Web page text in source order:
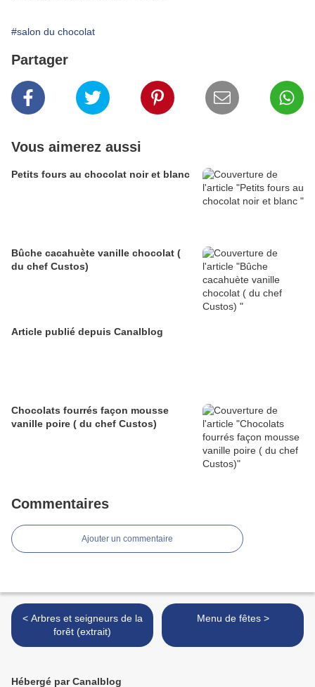
#salon du chocolat
Partager
Vous aimerez aussi
Petits fours au chocolat noir et blanc
Bûche cacahuète vanille chocolat (
du chef Custos)
Article publié depuis Canalblog
Chocolats fourrés façon mousse
vanille poire ( du chef Custos)
Commentaires
Ajouter un commentaire
< Arbres et seigneurs de la
forêt (extrait)
Menu de fêtes >
Hébergé par Canalblog